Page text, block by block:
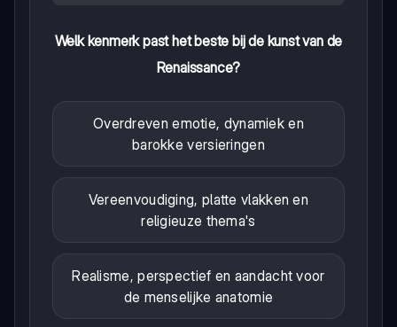
Welk kenmerk past het beste bij de kunst van de
Renaissance?
Overdreven emotie, dynamiek en
barokke versieringen
Vereenvoudiging, platte vlakken en
religieuze thema's
Realisme, perspectief en aandacht voor
de menselijke anatomie